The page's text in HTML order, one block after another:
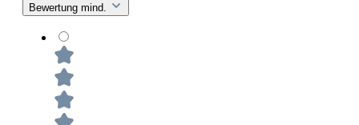
Bewertung mind.